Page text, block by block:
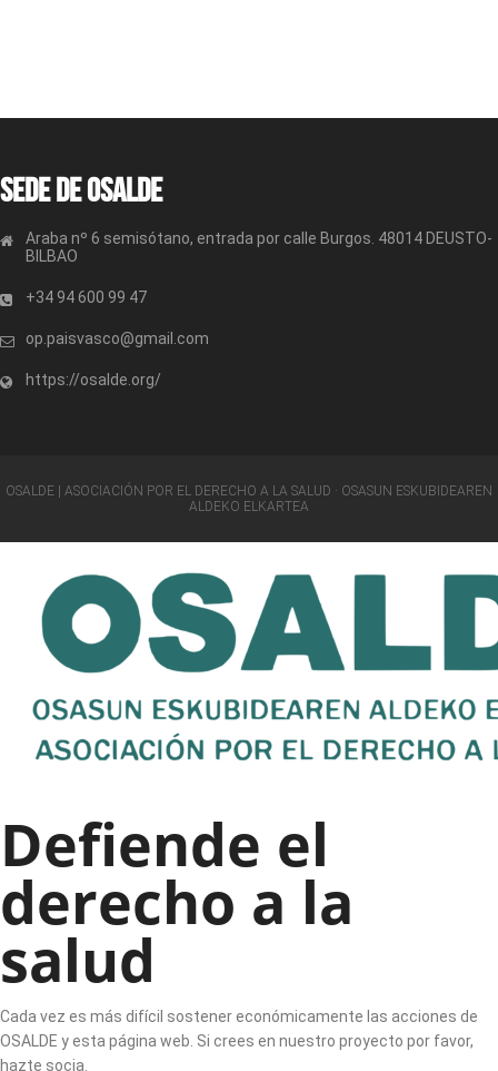
Sede de OSALDE
Araba nº 6 semisótano, entrada por calle Burgos. 48014 DEUSTO-
BILBAO
+34 94 600 99 47
op.paisvasco@gmail.com
https://osalde.org/
OSALDE | ASOCIACIÓN POR EL DERECHO A LA SALUD · OSASUN ESKUBIDEAREN
ALDEKO ELKARTEA
Defiende el
derecho a la
salud
Cada vez es más difícil sostener económicamente las acciones de
OSALDE y esta página web. Si crees en nuestro proyecto por favor,
hazte socia.